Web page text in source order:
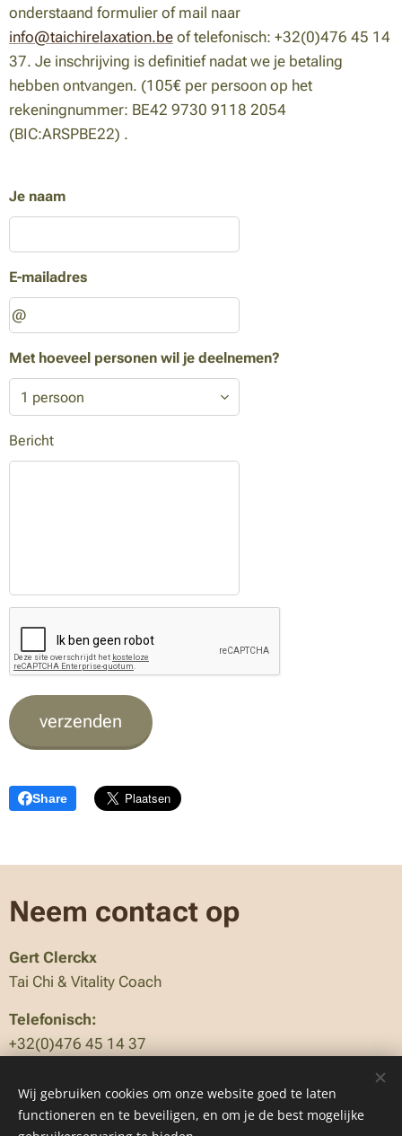
onderstaand formulier of mail naar
info@taichirelaxation.be of telefonisch: +32(0)476 45 14
37. Je inschrijving is definitief nadat we je betaling
hebben ontvangen. (105€ per persoon op het
rekeningnummer: BE42 9730 9118 2054
(BIC:ARSPBE22) .
Je naam
E-mailadres
Met hoeveel personen wil je deelnemen?
Bericht
verzenden
Share
Neem contact op
Gert Clerckx
Tai Chi & Vitality Coach
Telefonisch:
+32(0)476 45 14 37
info@taichirelaxation.be
Wij gebruiken cookies om onze website goed te laten
functioneren en te beveiligen, en om je de best mogelijke